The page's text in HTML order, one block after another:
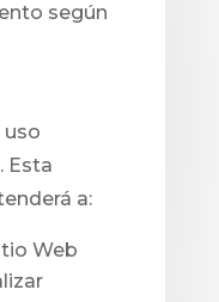
según
uso
Esta
a:
Web